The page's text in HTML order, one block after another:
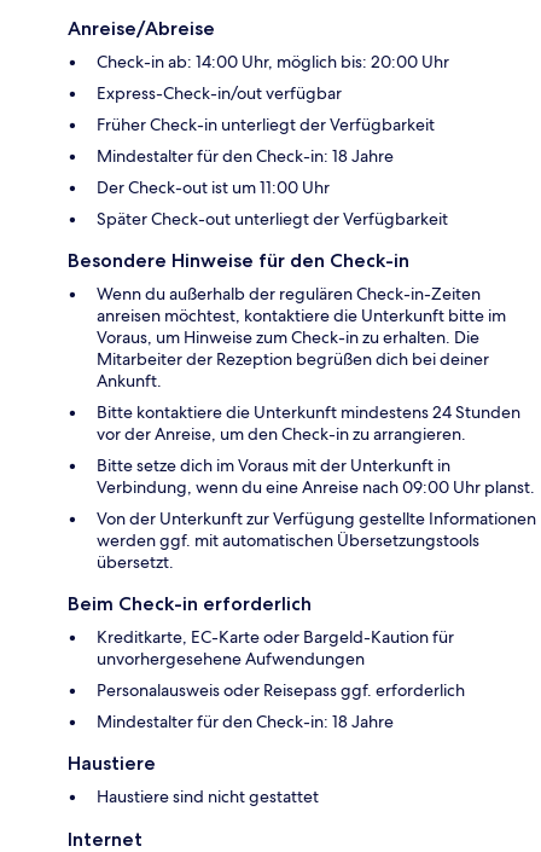
Anreise/Abreise
Check-in ab: 14:00 Uhr, möglich bis: 20:00 Uhr
Express-Check-in/out verfügbar
Früher Check-in unterliegt der Verfügbarkeit
Mindestalter für den Check-in: 18 Jahre
Der Check-out ist um 11:00 Uhr
Später Check-out unterliegt der Verfügbarkeit
Besondere Hinweise für den Check-in
Wenn du außerhalb der regulären Check-in-Zeiten
anreisen möchtest, kontaktiere die Unterkunft bitte im
Voraus, um Hinweise zum Check-in zu erhalten. Die
Mitarbeiter der Rezeption begrüßen dich bei deiner
Ankunft.
Bitte kontaktiere die Unterkunft mindestens 24 Stunden
vor der Anreise, um den Check-in zu arrangieren.
Bitte setze dich im Voraus mit der Unterkunft in
Verbindung, wenn du eine Anreise nach 09:00 Uhr planst.
Von der Unterkunft zur Verfügung gestellte Informationen
werden ggf. mit automatischen Übersetzungstools
übersetzt.
Beim Check-in erforderlich
Kreditkarte, EC-Karte oder Bargeld-Kaution für
unvorhergesehene Aufwendungen
Personalausweis oder Reisepass ggf. erforderlich
Mindestalter für den Check-in: 18 Jahre
Haustiere
Haustiere sind nicht gestattet
Internet